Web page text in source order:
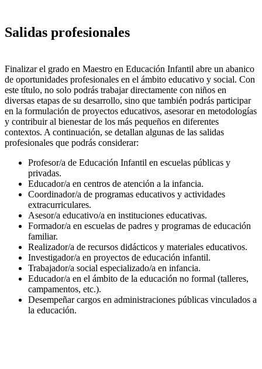
Salidas profesionales
Finalizar el grado en Maestro en Educación Infantil abre un abanico
de oportunidades profesionales en el ámbito educativo y social. Con
este título, no solo podrás trabajar directamente con niños en
diversas etapas de su desarrollo, sino que también podrás participar
en la formulación de proyectos educativos, asesorar en metodologías
y contribuir al bienestar de los más pequeños en diferentes
contextos. A continuación, se detallan algunas de las salidas
profesionales que podrás considerar:
Profesor/a de Educación Infantil en escuelas públicas y
privadas.
Educador/a en centros de atención a la infancia.
Coordinador/a de programas educativos y actividades
extracurriculares.
Asesor/a educativo/a en instituciones educativas.
Formador/a en escuelas de padres y programas de educación
familiar.
Realizador/a de recursos didácticos y materiales educativos.
Investigador/a en proyectos de educación infantil.
Trabajador/a social especializado/a en infancia.
Educador/a en el ámbito de la educación no formal (talleres,
campamentos, etc.).
Desempeñar cargos en administraciones públicas vinculados a
la educación.